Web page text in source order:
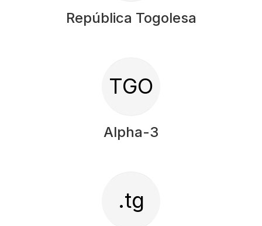
República Togolesa
TGO
Alpha-3
.tg